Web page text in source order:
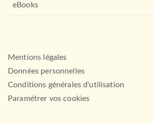
eBooks
Mentions légales
Données personnelles
Conditions générales d'utilisation
Paramétrer vos cookies